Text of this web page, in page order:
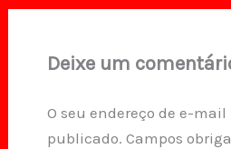
Deixe um
O seu endereço de e-mail
publicado. Campos